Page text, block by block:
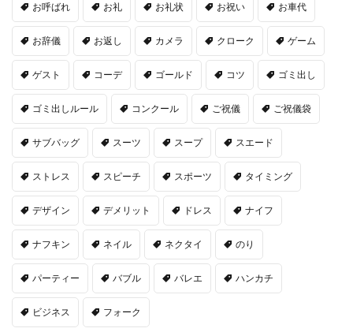
お呼ばれ お礼 お礼状 お祝い お車代
お辞儀 お返し カメラ クローク ゲーム
ゲスト コーデ ゴールド コツ ゴミ出し
ゴミ出しルール コンクール ご祝儀 ご祝儀袋
サブバッグ スーツ スープ スエード
ストレス スピーチ スポーツ タイミング
デザイン デメリット ドレス ナイフ
ナフキン ネイル ネクタイ のり
パーティー バブル バレエ ハンカチ
ビジネス フォーク